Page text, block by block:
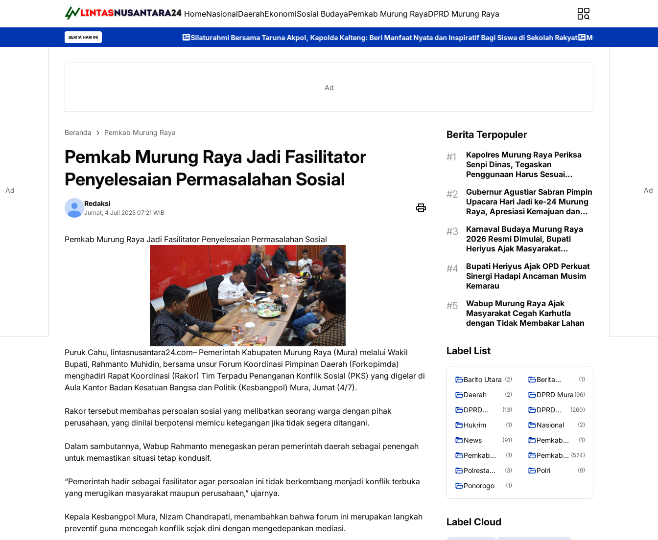
HomeNasionalDaerahEkonomiSosial BudayaPemkab Murung RayaDPRD Murung Raya
BERITA HARI INI Silaturahmi Bersama Taruna Akpol, Kapolda Kalteng: Beri Manfaat Nyata dan Inspiratif Bagi Siswa di Sekolah Rakyat Murung Raya Expo 2026 Resmi Dibuka, Jadi
Ad
Beranda Pemkab Murung Raya
Pemkab Murung Raya Jadi Fasilitator
Penyelesaian Permasalahan Sosial
Redaksi
Jumat, 4 Juli 2025 07:21 WIB
Pemkab Murung Raya Jadi Fasilitator Penyelesaian Permasalahan Sosial
Puruk Cahu, lintasnusantara24.com– Pemerintah Kabupaten Murung Raya (Mura) melalui Wakil
Bupati, Rahmanto Muhidin, bersama unsur Forum Koordinasi Pimpinan Daerah (Forkopimda)
menghadiri Rapat Koordinasi (Rakor) Tim Terpadu Penanganan Konflik Sosial (PKS) yang digelar di
Aula Kantor Badan Kesatuan Bangsa dan Politik (Kesbangpol) Mura, Jumat (4/7).
Rakor tersebut membahas persoalan sosial yang melibatkan seorang warga dengan pihak
perusahaan, yang dinilai berpotensi memicu ketegangan jika tidak segera ditangani.
Dalam sambutannya, Wabup Rahmanto menegaskan peran pemerintah daerah sebagai penengah
untuk memastikan situasi tetap kondusif.
“Pemerintah hadir sebagai fasilitator agar persoalan ini tidak berkembang menjadi konflik terbuka
yang merugikan masyarakat maupun perusahaan,” ujarnya.
Kepala Kesbangpol Mura, Nizam Chandrapati, menambahkan bahwa forum ini merupakan langkah
preventif guna mencegah konflik sejak dini dengan mengedepankan mediasi.
Berita Terpopuler
Kapolres Murung Raya Periksa
Senpi Dinas, Tegaskan
Penggunaan Harus Sesuai
Gubernur Agustiar Sabran Pimpin
Upacara Hari Jadi ke-24 Murung
Raya, Apresiasi Kemajuan dan
Karnaval Budaya Murung Raya
2026 Resmi Dimulai, Bupati
Heriyus Ajak Masyarakat
Bupati Heriyus Ajak OPD Perkuat
Sinergi Hadapi Ancaman Musim
Kemarau
Wabup Murung Raya Ajak
Masyarakat Cegah Karhutla
dengan Tidak Membakar Lahan
Label List
Barito Utara (2)
Berita
Raya
(1)
Daerah (2) DPRD Mura (96)
DPRD
Raya
(13)
DPRD
RAYA
(260)
Hukrim (1) Nasional (2)
News (91)
Pemkab
Barito Utara
(1)
Pemkab
(1)
Pemkab
Raya
(574)
Polresta
Raya
(3) Polri (9)
Ponorogo (1)
Label Cloud
Ad Ad